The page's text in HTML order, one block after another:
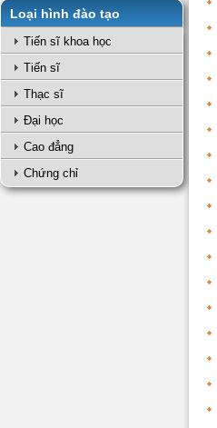
Loại hình đào tạo
Tiến sĩ khoa học
Tiến sĩ
Thạc sĩ
Đại học
Cao đẳng
Chứng chỉ